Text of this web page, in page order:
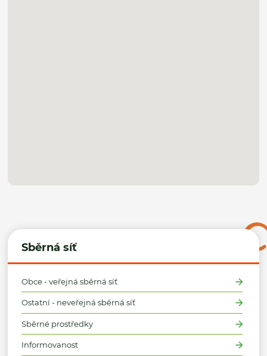
Sběrná síť
Obce - veřejná sběrná síť
Ostatní - neveřejná sběrná síť
Sběrné prostředky
Informovanost